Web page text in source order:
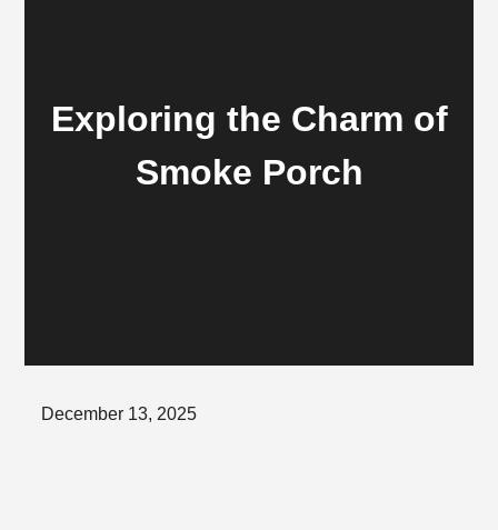
Exploring the Charm of
Smoke Porch
Posted
December 13, 2025